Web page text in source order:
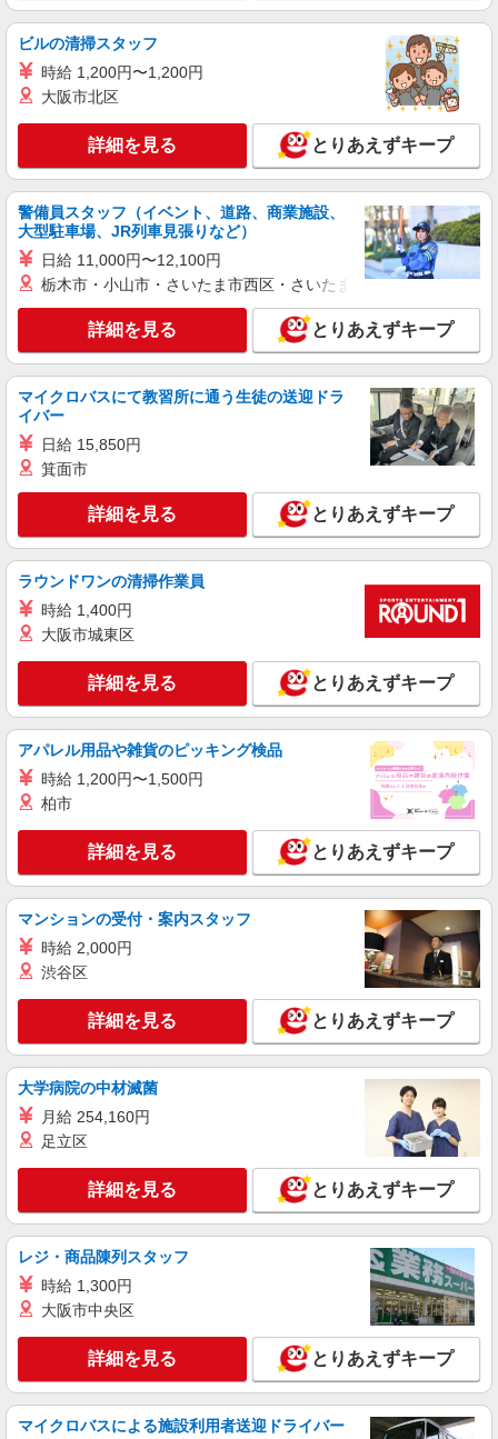
時給：初任者1500円 実務者1550円
介福祉1600円
埼玉県熊谷市
詳細を見る
日研トータルソーシング株式会社 メディカルケア事業部/大宮オフィ
ス
未経験・無資格OKの介護スタッフ
時給1,350円〜1,600円 ★週払いOK（規定あ
り） ※給与幅は経験・能力による
埼玉県熊谷市 【最寄駅】JR高崎線「熊谷」駅
北口よりバス ★勤務地は3000ヶ所以上★ 自宅か
ら通いやすいエリアなど、お好きな勤務地をお選
び下さい！！
キープ 詳細を見る
派遣社員
（株）ウィルオブ・ワークCW 大宮支店/ms110101
時給1400円 ◆前払い・日払い・週払いOK
キープ 詳細を見る
アルバイト パート
介護スタッフ／資格あり or 経験者
時給1,400円〜1,600円 ◆無資格・経験者：時
給1,400円〜 ◆初任者研修・未経験：時給1,400
円〜 ◆初任者研修・経験者：時給1,450円〜 ◆介
護福祉士：時給1,500円〜 ◆ケアマネジャー：時
験・能力による ★週払いOK（規定あり）
埼玉県熊谷市 【最寄駅】秩父鉄道「ソシオ流
から通いやすいエリアなど、お好きな勤務地をお
選び下さい！！
キープ 詳細を見る
（株）ウィルオブ・ワークCW 大宮支店/ms110101
時給1650円 ◆前払い・日払い・週払いOK
埼玉県熊谷市
キープ 詳細を見る
派遣社員
（株）ウィルオブ・ワークCW 大宮支店/ms110101
時給1650円 ◆前払い・日払い・週払いOK
キープ 詳細を見る
派遣社員
特別養護老人ホームでの夜専介護士
1夜勤：25900円〜29600円 ※資格や経験など
による
埼玉県熊谷市
ビルの清掃スタッフ
時給 1,200円〜1,200円
大阪市北区
詳細を見る とりあえずキープ
警備員スタッフ（イベント、道路、商業施設、
大型駐車場、JR列車見張りなど）
日給 11,000円〜12,100円
栃木市・小山市・さいたま市西区・さいたま市岩槻区・久喜市・
詳細を見る とりあえずキープ
マイクロバスにて教習所に通う生徒の送迎ドラ
イバー
日給 15,850円
箕面市
詳細を見る とりあえずキープ
ラウンドワンの清掃作業員
時給 1,400円
大阪市城東区
詳細を見る とりあえずキープ
アパレル用品や雑貨のピッキング検品
時給 1,200円〜1,500円
柏市
詳細を見る とりあえずキープ
マンションの受付・案内スタッフ
時給 2,000円
渋谷区
詳細を見る とりあえずキープ
大学病院の中材滅菌
月給 254,160円
足立区
詳細を見る とりあえずキープ
レジ・商品陳列スタッフ
時給 1,300円
大阪市中央区
詳細を見る とりあえずキープ
マイクロバスによる施設利用者送迎ドライバー